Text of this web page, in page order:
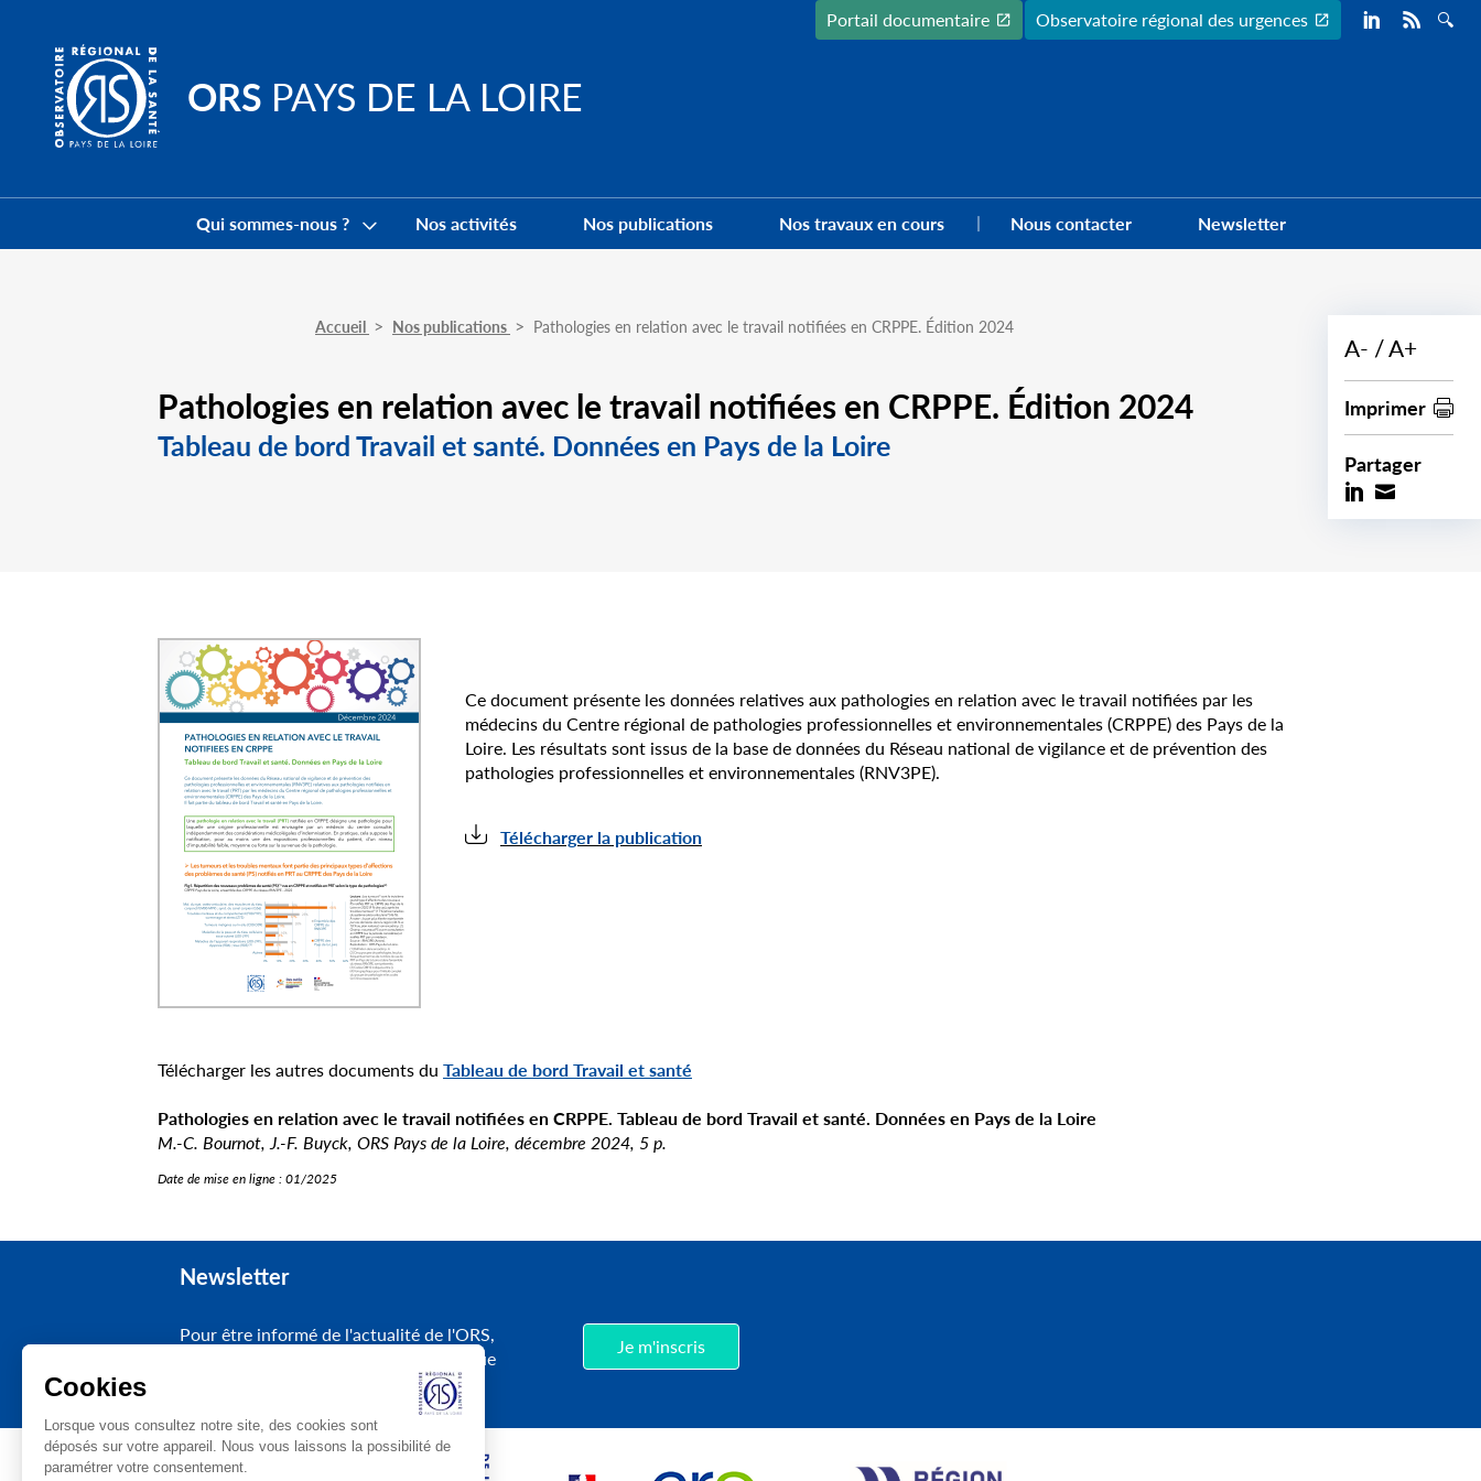
content
ORS PAYS DE LA LOIRE
Preheader
Portail documentaire Observatoire régional des urgences
Navigation
Qui sommes-nous ? Nos activités Nos publications Nos travaux en cours Nous contacter Newsletter
Accueil Nos publications Pathologies en relation avec le travail notifiées en CRPPE. Édition 2024
Pathologies en relation avec le travail notifiées en CRPPE. Édition 2024
Tableau de bord Travail et santé. Données en Pays de la Loire
A- A+
Imprimer
Partager
Ce document présente les données relatives aux pathologies en relation avec le travail notifiées par les
médecins du Centre régional de pathologies professionnelles et environnementales (CRPPE) des Pays de la
Loire. Les résultats sont issus de la base de données du Réseau national de vigilance et de prévention des
pathologies professionnelles et environnementales (RNV3PE).
Télécharger la publication
Télécharger les autres documents du Tableau de bord Travail et santé
Pathologies en relation avec le travail notifiées en CRPPE. Tableau de bord Travail et santé. Données en Pays de la Loire
M.-C. Bournot, J.-F. Buyck, ORS Pays de la Loire, décembre 2024, 5 p.
Date de mise en ligne :01/2025
Newsletter
Pour être informé de l'actualité de l'ORS,
inscrivez-vous à notre lettre électronique
Je m'inscris
Cookies
Lorsque vous consultez notre site, des cookies sont
déposés sur votre appareil. Nous vous laissons la possibilité de
paramétrer votre consentement.